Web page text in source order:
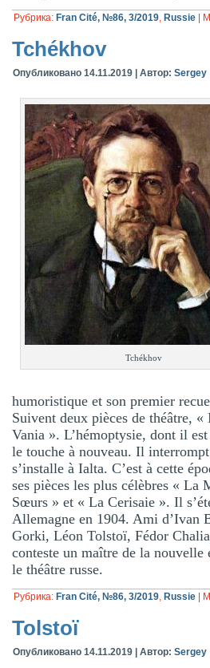
Рубрика: Fran Cité, №86, 3/2019, Russie
Tchékhov
Опубликовано 14.11.2019 |Автор: Sergey
Tchékhov
humoristique et son premier
Suivent deux pièces de théâtre,
Vania ». L’hémoptysie, dont il
le touche à nouveau. Il
s’installe à Ialta. C’est à cette
ses pièces les plus célèbres « La
Sœurs » et « La Cerisaie ». Il
Allemagne en 1904. Ami d’Ivan
Gorki, Léon Tolstoï, Fédor
conteste un maître de la nouvelle
le théâtre russe.
Рубрика: Fran Cité, №86, 3/2019, Russie
Tolstoï
Опубликовано 14.11.2019 |Автор: Sergey